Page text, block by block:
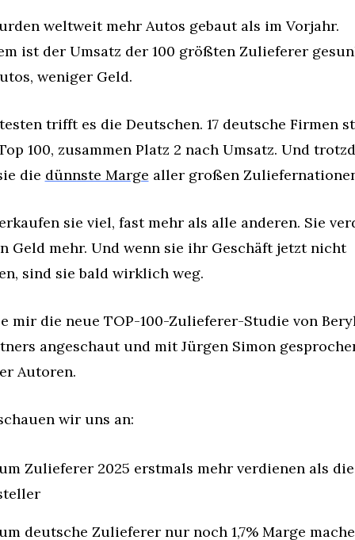
weltweit mehr Autos gebaut als im Vorjahr.
ist der Umsatz der 100 größten Zulieferer
weniger Geld.
trifft es die Deutschen. 17 deutsche Firmen
100, zusammen Platz 2 nach Umsatz. Und
die dünnste Marge aller großen
sie viel, fast mehr als alle anderen. Sie
Geld mehr. Und wenn sie ihr Geschäft jetzt nicht
sind sie bald wirklich weg.
mir die neue TOP-100-Zulieferer-Studie von
angeschaut und mit Jürgen Simon
Autoren.
wir uns an:
Zulieferer 2025 erstmals mehr verdienen als die
deutsche Zulieferer nur noch 1,7% Marge